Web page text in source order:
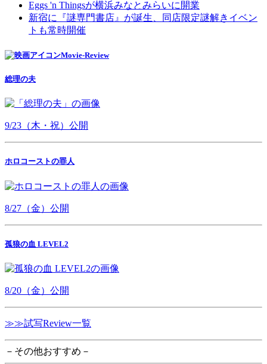
Eggs 'n Thingsが横浜みなとみらいに開業
新宿に『謎専門書店』が誕生、同店限定謎解きイベン
トも常時開催
Movie-Review
総理の夫
9/23（木・祝）公開
ホロコーストの罪人
8/27（金）公開
孤狼の血 LEVEL2
8/20（金）公開
≫≫試写Review一覧
－その他おすすめ－